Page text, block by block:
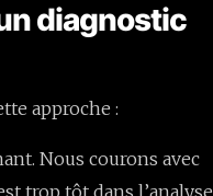
diagnostic
approche :
Nous courons avec